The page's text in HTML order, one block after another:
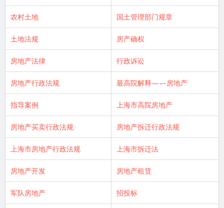
农村土地 国土管理部门规章
土地法规 房产确权
房地产法律 行政诉讼
房地产行政法规 最高院解释——房地产
指导案例 上海市高院房地产
房地产买卖行政法规 房地产拆迁行政法规
上海市房地产行政法规 上海市拆迁法
房地产开发 房地产租赁
军队房地产 招投标